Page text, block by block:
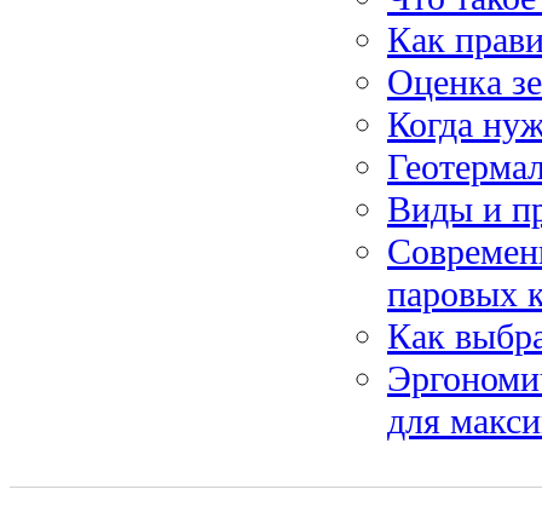
Как
Оценка
Когда
Виды и
паровых
Как
для